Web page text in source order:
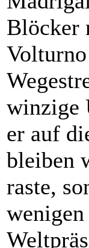
Blöcker
winzige
er auf
bleiben
raste,